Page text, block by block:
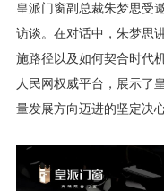
皇派门窗副总裁朱梦思受
访谈。在对话中，朱梦思
施路径以及如何契合时代
人民网权威平台，展示了
量发展方向迈进的坚定决心